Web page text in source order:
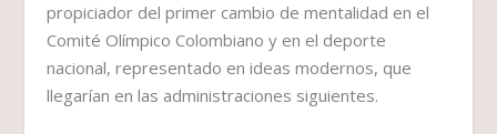
propiciador del primer cambio de mentalidad en el
Comité Olímpico Colombiano y en el deporte
nacional, representado en ideas modernos, que
llegarían en las administraciones siguientes.